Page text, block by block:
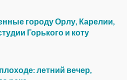
городу Орлу, Карелии,
Горького и коту
летний вечер,